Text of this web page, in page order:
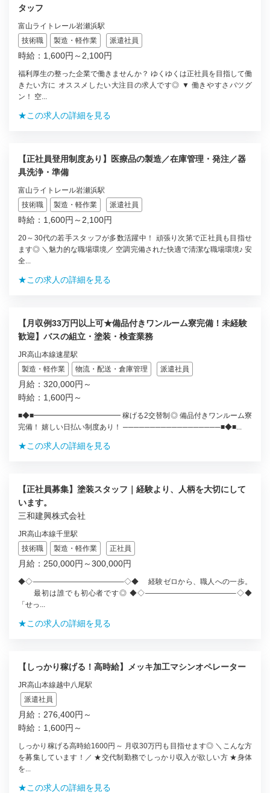
タッフ
富山ライトレール岩瀬浜駅
技術職
製造・軽作業 派遣社員
時給：1,600円～2,100円
福利厚生の整った企業で働きませんか？ ゆくゆくは正社員を目指して働
きたい方に オススメしたい大注目の求人です◎ ▼ 働きやすさバツグ
ン！ 空...
★この求人の詳細を見る
【正社員登用制度あり】医療品の製造／在庫管理・発注／器
具洗浄・準備
富山ライトレール岩瀬浜駅
技術職
製造・軽作業 派遣社員
時給：1,600円～2,100円
20～30代の若手スタッフが多数活躍中！ 頑張り次第で正社員も目指せ
ます◎ ＼魅力的な職場環境／ 空調完備された快適で清潔な職場環境♪ 安
全...
★この求人の詳細を見る
【月収例33万円以上可★備品付きワンルーム寮完備！未経験
歓迎】バスの組立・塗装・検査業務
JR高山本線速星駅
製造・軽作業
物流・配送・倉庫管理 派遣社員
月給：320,000円～
時給：1,600円～
■◆■━━━━━━━━━━━━ 稼げる2交替制◎ 備品付きワンルーム寮
完備！ 嬉しい日払い制度あり！ ──────────────────■◆■...
★この求人の詳細を見る
【正社員募集】塗装スタッフ｜経験より、人柄を大切にして
います。
三和建興株式会社
JR高山本線千里駅
技術職
製造・軽作業 正社員
月給：250,000円～300,000円
◆◇————————————–◇◆ 経験ゼロから、職人への一歩。
最初は誰でも初心者です◎ ◆◇————————————–◇◆
「せっ...
★この求人の詳細を見る
【しっかり稼げる！高時給】メッキ加工マシンオペレーター
JR高山本線越中八尾駅
派遣社員
月給：276,400円～
時給：1,600円～
しっかり稼げる高時給1600円～ 月収30万円も目指せます◎ ＼こんな方
を募集しています！／ ★交代制勤務でしっかり収入が欲しい方 ★身体
を...
★この求人の詳細を見る